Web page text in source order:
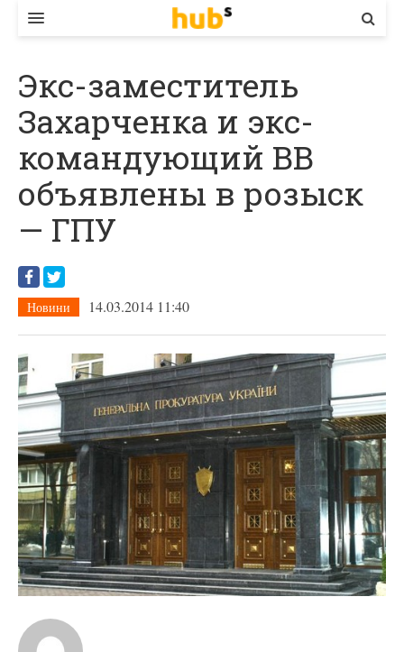
ЕКОНОМІКА
БІЗНЕС
СТАРТЕР
КОНТАКТИ
Экс-заместитель
Захарченка и экс-
командующий ВВ
объявлены в розыск
— ГПУ
Новини 14.03.2014 11:40